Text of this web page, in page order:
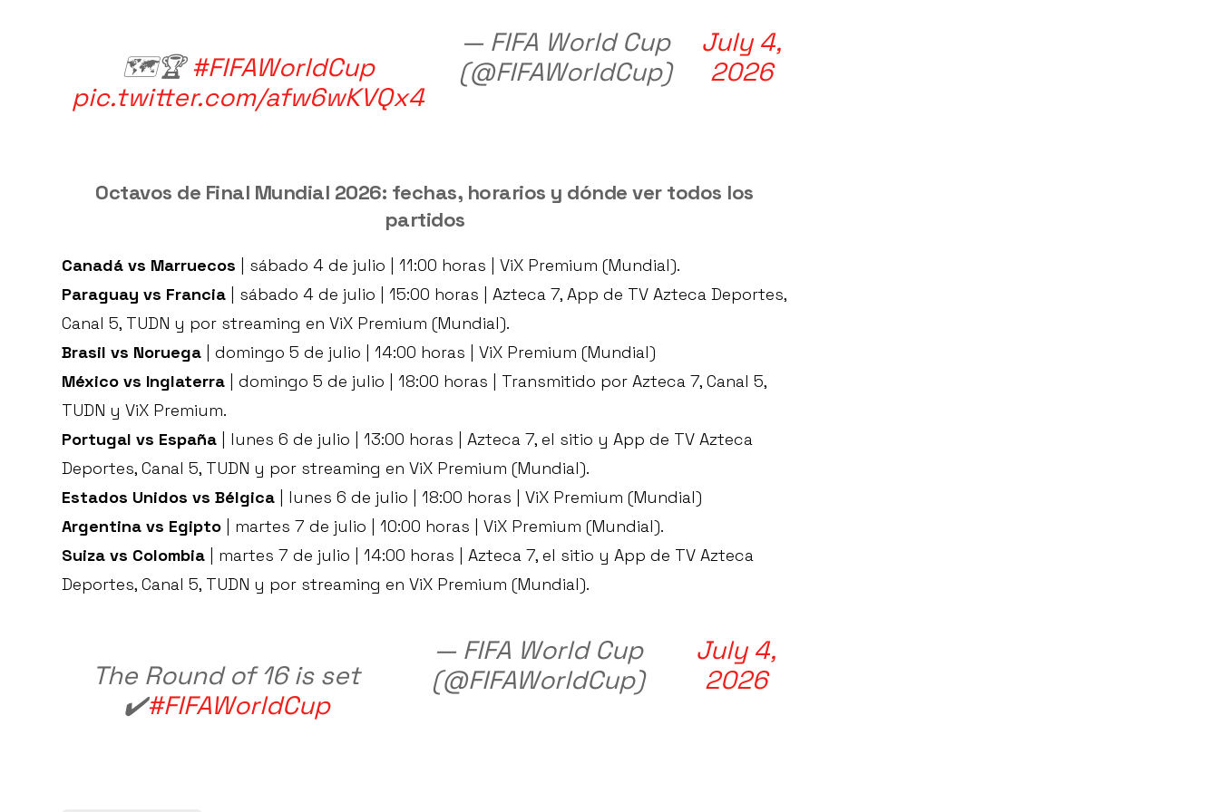
🗺️🏆#FIFAWorldCup
pic.twitter.com/afw6wKVQx4
— FIFA World Cup
(@FIFAWorldCup)
July 4,
2026
Octavos de Final Mundial 2026: fechas, horarios y dónde ver todos los
partidos
Canadá vs Marruecos | sábado 4 de julio | 11:00 horas | ViX Premium (Mundial).
Paraguay vs Francia | sábado 4 de julio | 15:00 horas | Azteca 7, App de TV Azteca Deportes,
Canal 5, TUDN y por streaming en ViX Premium (Mundial).
Brasil vs Noruega | domingo 5 de julio | 14:00 horas | ViX Premium (Mundial)
México vs Inglaterra | domingo 5 de julio | 18:00 horas | Transmitido por Azteca 7, Canal 5,
TUDN y ViX Premium.
Portugal vs España | lunes 6 de julio | 13:00 horas | Azteca 7, el sitio y App de TV Azteca
Deportes, Canal 5, TUDN y por streaming en ViX Premium (Mundial).
Estados Unidos vs Bélgica | lunes 6 de julio | 18:00 horas | ViX Premium (Mundial)
Argentina vs Egipto | martes 7 de julio | 10:00 horas | ViX Premium (Mundial).
Suiza vs Colombia | martes 7 de julio | 14:00 horas | Azteca 7, el sitio y App de TV Azteca
Deportes, Canal 5, TUDN y por streaming en ViX Premium (Mundial).
The Round of 16 is set
✔️#FIFAWorldCup
— FIFA World Cup
(@FIFAWorldCup)
July 4,
2026